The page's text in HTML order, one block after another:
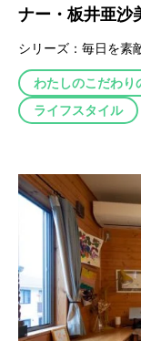
ナー・板井亜沙
シリーズ： 毎日を素
わたしのこだわり
ライフスタイル